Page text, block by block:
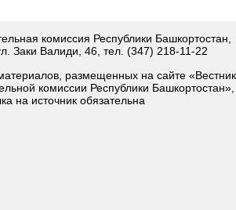
комиссия Республики Башкортостан,
Заки Валиди, 46, тел. (347) 218-11-22
размещенных на сайте «Вестник
комиссии Республики Башкортостан»,
на источник обязательна